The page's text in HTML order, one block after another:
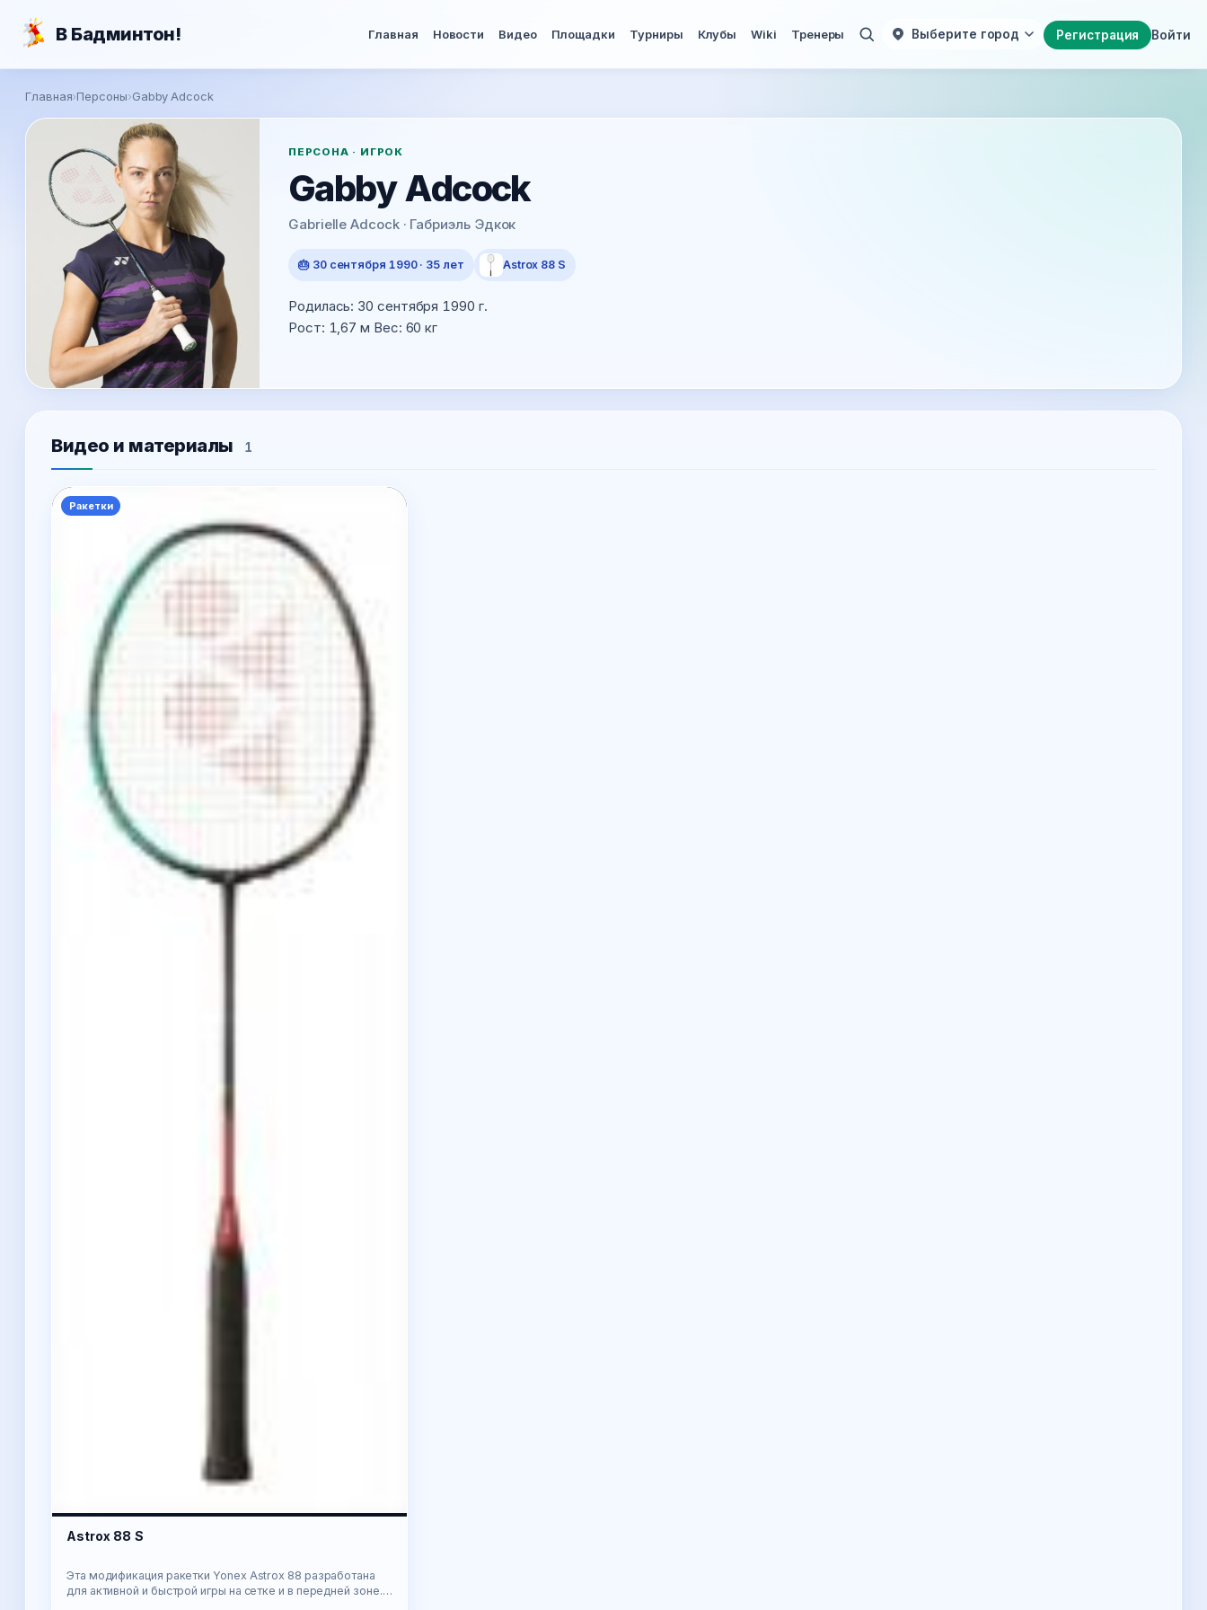
В Бадминтон! Главная Новости Видео Площадки Турниры Клубы Wiki Тренеры Регистрация Войти
Выберите город
Главная›Персоны›Gabby Adcock
ПЕРСОНА · ИГРОК
Gabby Adcock
Gabrielle Adcock · Габриэль Эдкок
🎂 30 сентября 1990 · 35 лет Astrox 88 S
Родилась: 30 сентября 1990 г.
Рост: 1,67 м Вес: 60 кг
Видео и материалы 1
Ракетки
Astrox 88 S
Эта модификация ракетки Yonex Astrox 88 разработана
для активной и быстрой игры на сетке и в передней зоне.